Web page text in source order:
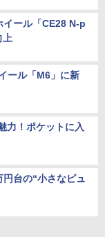
イール「CE28 N-p
上
ール「M6」に新
力！ポケットに入
台の“小さなピュ